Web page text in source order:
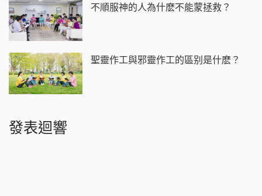
不順服神的人為什麽不能蒙拯救？
聖靈作工與邪靈作工的區别是什麽？
發表迴響